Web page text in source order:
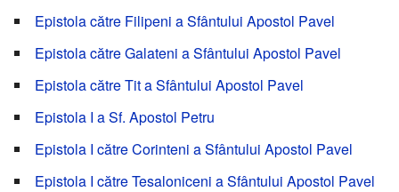
Epistola către Filipeni a Sfântului Apostol Pavel
Epistola către Galateni a Sfântului Apostol Pavel
Epistola către Tit a Sfântului Apostol Pavel
Epistola I a Sf. Apostol Petru
Epistola I către Corinteni a Sfântului Apostol Pavel
Epistola I către Tesaloniceni a Sfântului Apostol Pavel